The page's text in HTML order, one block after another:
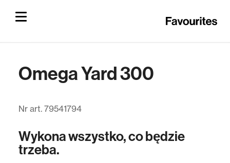
Omega Yard 300
Nr art. 79541794
Wykona wszystko, co będzie
trzeba.